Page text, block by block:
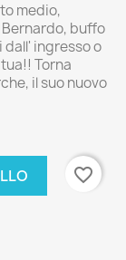
medio,
buffo
ingresso o
Torna
il suo nuovo
favorite_border